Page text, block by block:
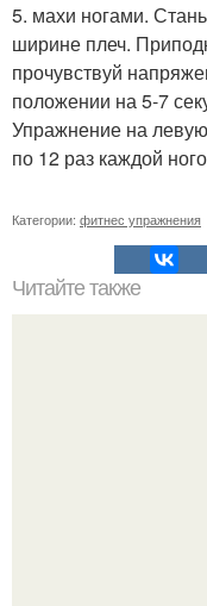
5. махи ногами.
ширине плеч.
прочувствуй
положении на 5-7
Упражнение на
по 12 раз каждой
Категории: фитнес упражнения
Читайте также